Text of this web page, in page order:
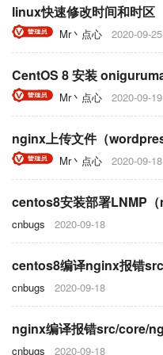
linux快速修改时间和时区
Mr丶点心 2020-09-25
Mr丶点心 2020-09-19
Mr丶点心 2020-09-18
cnbugs 2020-09-18
cnbugs 2020-09-18
cnbugs 2020-09-18